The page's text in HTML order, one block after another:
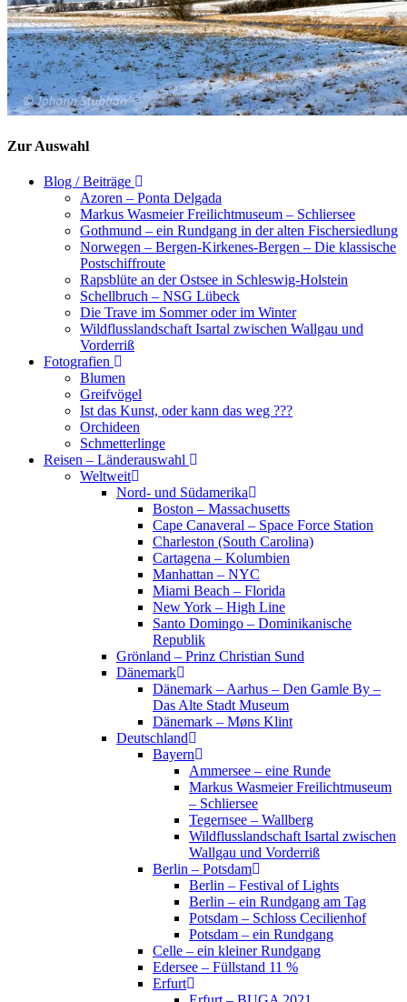
Zur Auswahl
Blog / Beiträge
Azoren – Ponta Delgada
Markus Wasmeier Freilichtmuseum – Schliersee
Gothmund – ein Rundgang in der alten Fischersiedlung
Norwegen – Bergen-Kirkenes-Bergen – Die klassische
Postschiffroute
Rapsblüte an der Ostsee in Schleswig-Holstein
Schellbruch – NSG Lübeck
Die Trave im Sommer oder im Winter
Wildflusslandschaft Isartal zwischen Wallgau und
Vorderriß
Fotografien
Blumen
Greifvögel
Ist das Kunst, oder kann das weg ???
Orchideen
Schmetterlinge
Reisen – Länderauswahl
Weltweit
Nord- und Südamerika
Boston – Massachusetts
Cape Canaveral – Space Force Station
Charleston (South Carolina)
Cartagena – Kolumbien
Manhattan – NYC
Miami Beach – Florida
New York – High Line
Santo Domingo – Dominikanische
Republik
Grönland – Prinz Christian Sund
Dänemark
Dänemark – Aarhus – Den Gamle By –
Das Alte Stadt Museum
Dänemark – Møns Klint
Deutschland
Bayern
Ammersee – eine Runde
Markus Wasmeier Freilichtmuseum
– Schliersee
Tegernsee – Wallberg
Wildflusslandschaft Isartal zwischen
Wallgau und Vorderriß
Berlin – Potsdam
Berlin – Festival of Lights
Berlin – ein Rundgang am Tag
Potsdam – Schloss Cecilienhof
Potsdam – ein Rundgang
Celle – ein kleiner Rundgang
Edersee – Füllstand 11 %
Erfurt